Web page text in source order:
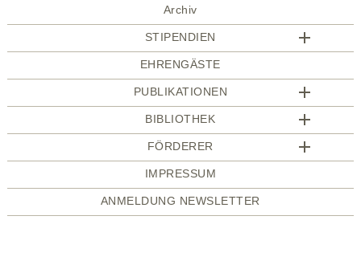
Archiv
STIPENDIEN
EHRENGÄSTE
PUBLIKATIONEN
BIBLIOTHEK
FÖRDERER
IMPRESSUM
ANMELDUNG NEWSLETTER